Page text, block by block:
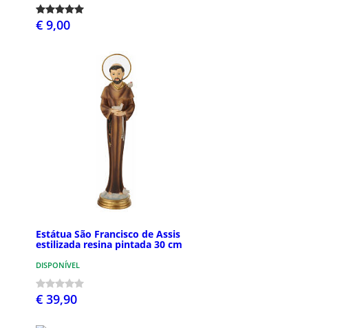
€ 9,00
Estátua São Francisco de Assis
estilizada resina pintada 30 cm
DISPONÍVEL
€ 39,90